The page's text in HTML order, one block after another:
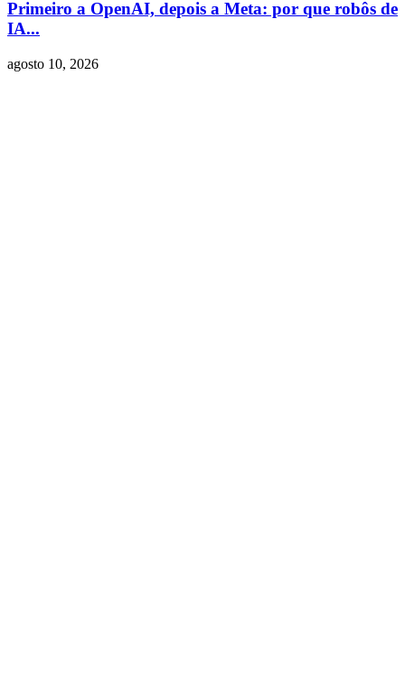
Primeiro a OpenAI, depois a Meta: por que robôs de
IA...
agosto 10, 2026